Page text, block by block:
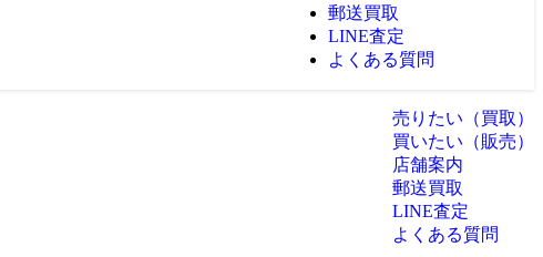
郵送買取
LINE査定
よくある質問
売りたい（買取）
買いたい（販売）
店舗案内
郵送買取
LINE査定
よくある質問